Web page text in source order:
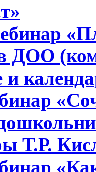
ДОО
и
Т.Р.